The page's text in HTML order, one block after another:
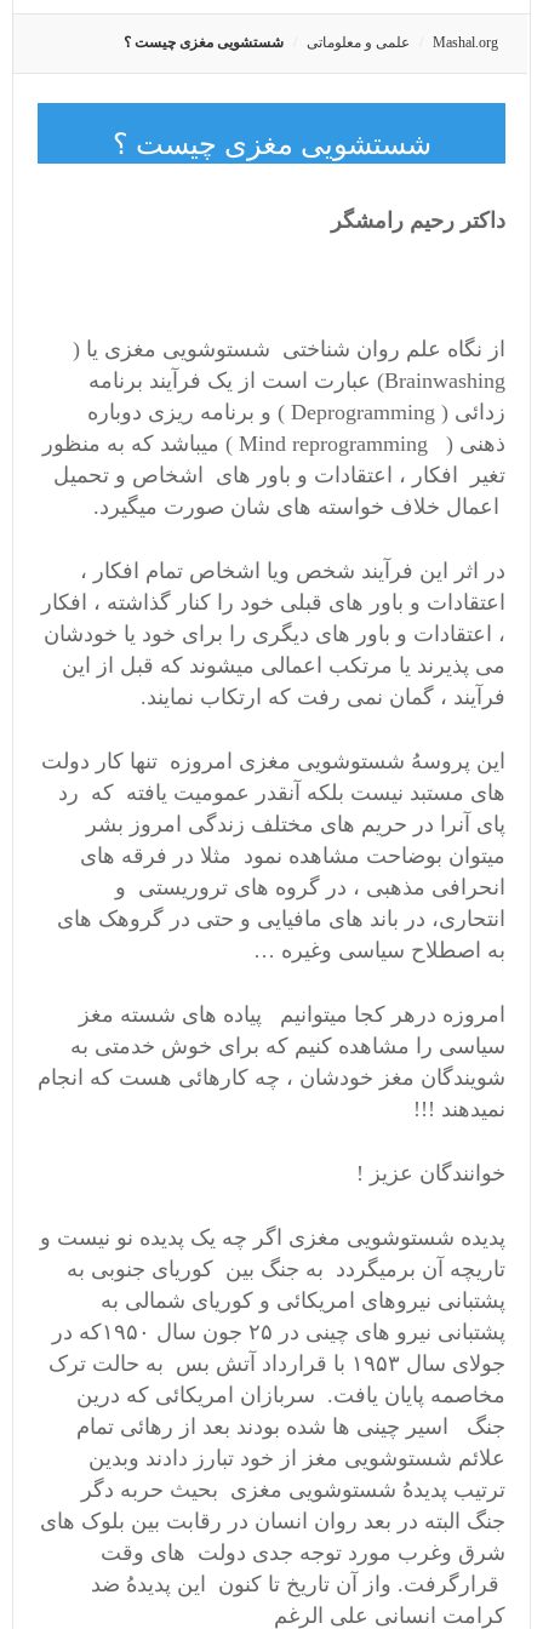
Mashal.org علمی و معلوماتی شستشویی مغزی چیست ؟
شستشویی مغزی چیست ؟
داکتر رحیم رامشگر
از نگاه علم روان شناختی شستوشویی مغزی یا (
Brainwashing) عبارت است از یک فرآیند برنامه
زدائی ( Deprogramming ) و برنامه ریزی دوباره
ذهنی ( Mind reprogramming ) میباشد که به منظور
تغیر افکار ، اعتقادات و باور های اشخاص و تحمیل
اعمال خلاف خواسته های شان صورت میگیرد.
در اثر این فرآیند شخص ویا اشخاص تمام افکار ،
اعتقادات و باور های قبلی خود را کنار گذاشته ، افکار
، اعتقادات و باور های دیگری را برای خود یا خودشان
می پذیرند یا مرتکب اعمالی میشوند که قبل از این
فرآیند ، گمان نمی رفت که ارتکاب نمایند.
این پروسهُ شستوشویی مغزی امروزه تنها کار دولت
های مستبد نیست بلکه آنقدر عمومیت یافته که رد
پای آنرا در حریم های مختلف زندگی امروز بشر
میتوان بوضاحت مشاهده نمود مثلا در فرقه های
انحرافی مذهبی ، در گروه های تروریستی و
انتحاری، در باند های مافیایی و حتی در گروهک های
به اصطلاح سیاسی وغیره …
امروزه درهر کجا میتوانیم پیاده های شسته مغز
سیاسی را مشاهده کنیم که برای خوش خدمتی به
شویندگان مغز خودشان ، چه کارهائی هست که انجام
نمیدهند !!!
خوانندگان عزیز !
پدیده شستوشویی مغزی اگر چه یک پدیده نو نیست و
تاریچه آن برمیگردد به جنگ بین کوریای جنوبی به
پشتبانی نیروهای امریکائی و کوریای شمالی به
پشتبانی نیرو های چینی در ۲۵ جون سال ۱۹۵۰که در
جولای سال ۱۹۵۳ با قرارداد آتش بس به حالت ترک
مخاصمه پایان یافت. سربازان امریکائی که درین
جنگ اسیر چینی ها شده بودند بعد از رهائی تمام
علائم شستوشویی مغز از خود تبارز دادند وبدین
ترتیب پدیدهُ شستوشویی مغزی بحیث حربه دگر
جنگ البته در بعد روان انسان در رقابت بین بلوک های
شرق وغرب مورد توجه جدی دولت های وقت
قرارگرفت. واز آن تاریخ تا کنون این پدیدهُ ضد
کرامت انسانی علی الرغم